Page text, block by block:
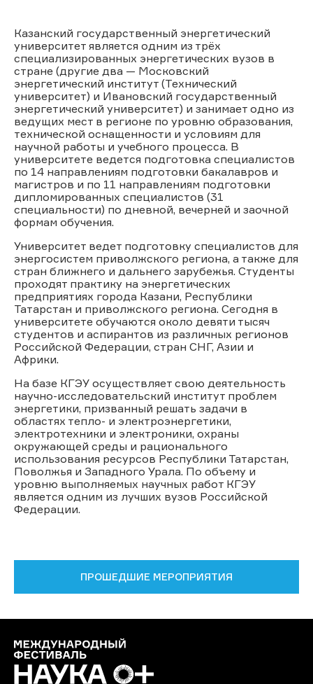
Казанский государственный энергетический
университет является одним из трёх
специализированных энергетических вузов в
стране (другие два — Московский
энергетический институт (Технический
университет) и Ивановский государственный
энергетический университет) и занимает одно из
ведущих мест в регионе по уровню образования,
технической оснащенности и условиям для
научной работы и учебного процесса. В
университете ведется подготовка специалистов
по 14 направлениям подготовки бакалавров и
магистров и по 11 направлениям подготовки
дипломированных специалистов (31
специальности) по дневной, вечерней и заочной
формам обучения.
Университет ведет подготовку специалистов для
энергосистем приволжского региона, а также для
стран ближнего и дальнего зарубежья. Студенты
проходят практику на энергетических
предприятиях города Казани, Республики
Татарстан и приволжского региона. Сегодня в
университете обучаются около девяти тысяч
студентов и аспирантов из различных регионов
Российской Федерации, стран СНГ, Азии и
Африки.
На базе КГЭУ осуществляет свою деятельность
научно-исследовательский институт проблем
энергетики, призванный решать задачи в
областях тепло- и электроэнергетики,
электротехники и электроники, охраны
окружающей среды и рационального
использования ресурсов Республики Татарстан,
Поволжья и Западного Урала. По объему и
уровню выполняемых научных работ КГЭУ
является одним из лучших вузов Российской
Федерации.
ПРОШЕДШИЕ МЕРОПРИЯТИЯ